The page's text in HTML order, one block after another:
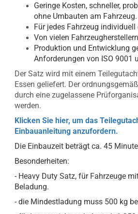
Geringe Kosten, schneller,
ohne Umbauten am Fahrzeug.
Für jedes Fahrzeug
Von vielen
Produktion und Entwicklung
Anforderungen von ISO 9001
Der Satz wird mit einem
Essen geliefert. Der
durch eine zugelassene
werden.
Klicken Sie hier, um das
Einbauanleitung anzufordern.
Die Einbauzeit beträgt ca. 45
Besonderheiten:
- Heavy Duty Satz, für Fahrzeuge
Beladung.
- die Mindestladung muss 500 kg